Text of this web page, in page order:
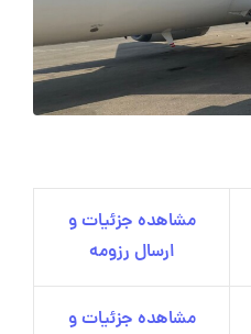
مشاهده جزئیات و
ارسال رزومه
مشاهده جزئیات و